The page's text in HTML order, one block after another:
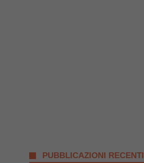
PUBBLICAZIONI RECENTI